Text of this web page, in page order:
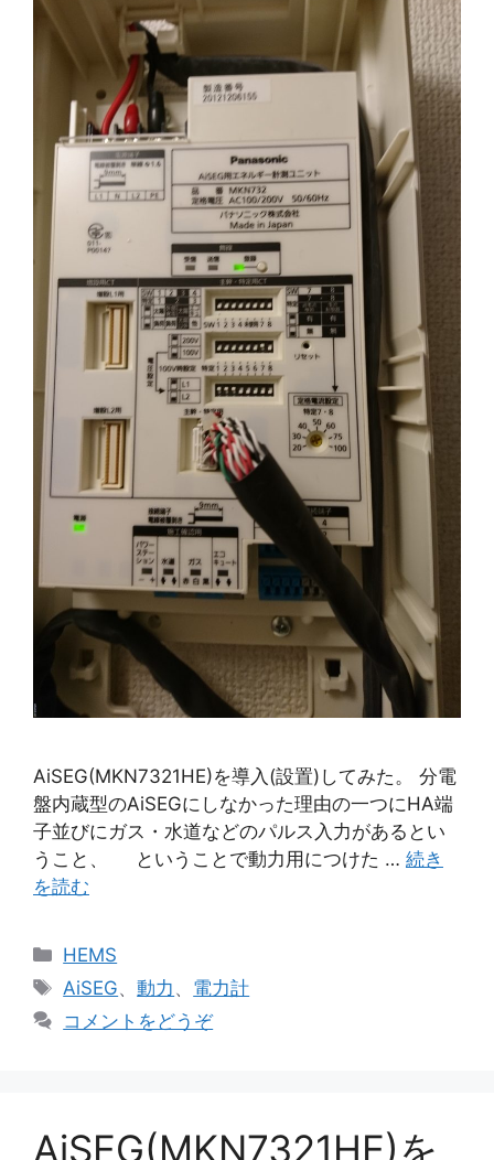
AiSEG(MKN7321HE)を導入(設置)してみた。 分電
盤内蔵型のAiSEGにしなかった理由の一つにHA端
子並びにガス・水道などのパルス入力があるとい
うこと、 ということで動力用につけた … 続き
を読む
カ
テ
リ
HEMS
タ
グ
AiSEG、動力 、 電力計
コメントをどうぞ
AiSEG(MKN7321HE)を